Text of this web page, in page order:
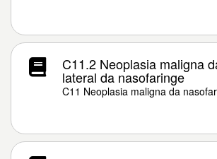
C11.2 Neoplasia maligna
lateral da nasofaringe
C11 Neoplasia maligna da